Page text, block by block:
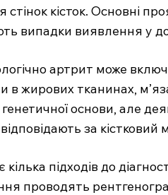
стінок кісток. Основні
випадки виявлення у
артрит може
в жирових тканинах,
основи, але
за кістковий
кілька підходів до
проводять